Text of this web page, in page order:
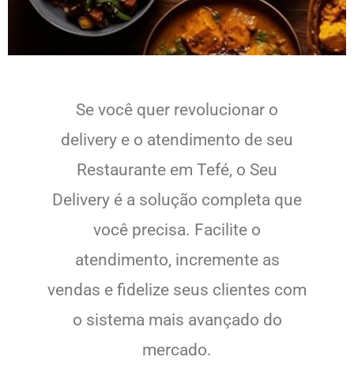
Se você quer revolucionar o
delivery e o atendimento de seu
Restaurante em Tefé, o Seu
Delivery é a solução completa que
você precisa. Facilite o
atendimento, incremente as
vendas e fidelize seus clientes com
o sistema mais avançado do
mercado.